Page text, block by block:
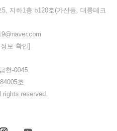
지하1층 b120호(가산동, 대륭테크
보 확인]
천-0045
호
reserved.